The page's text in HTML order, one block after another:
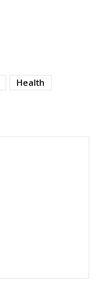
Health